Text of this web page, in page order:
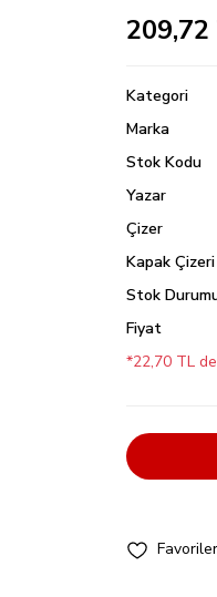
209,72
Kategori
Marka
Stok Kodu
Yazar
Çizer
Kapak Çizeri
Stok
Fiyat
*22,70 TL